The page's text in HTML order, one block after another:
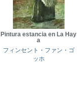
Pintura estancia en La Hay
a
フィンセント・ファン・ゴ
ッホ